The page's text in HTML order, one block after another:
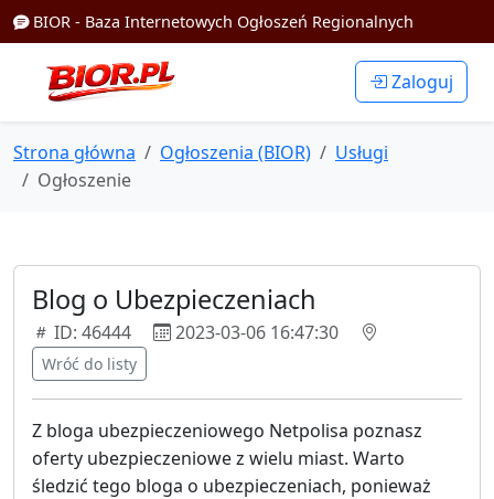
BIOR - Baza Internetowych Ogłoszeń Regionalnych
Zaloguj
Strona główna Ogłoszenia (BIOR)
Usługi
Ogłoszenie
Blog o Ubezpieczeniach
ID: 46444 2023-03-06 16:47:30
Wróć do listy
Z bloga ubezpieczeniowego Netpolisa poznasz
oferty ubezpieczeniowe z wielu miast. Warto
śledzić tego bloga o ubezpieczeniach, ponieważ